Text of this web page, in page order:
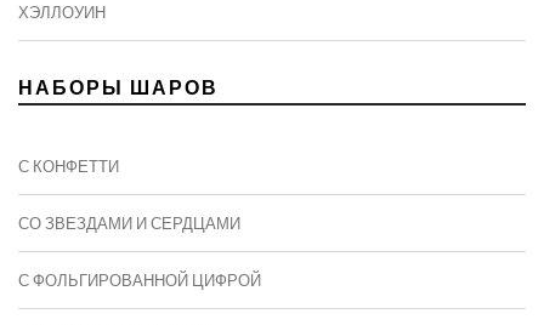
ХЭЛЛОУИН
НАБОРЫ ШАРОВ
С КОНФЕТТИ
СО ЗВЕЗДАМИ И СЕРДЦАМИ
С ФОЛЬГИРОВАННОЙ ЦИФРОЙ